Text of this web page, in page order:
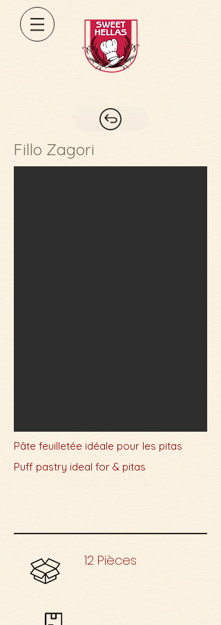
Fillo Zagori
Pâte feuilletée idéale pour les pitas
Puff pastry ideal for & pitas
12 Pièces